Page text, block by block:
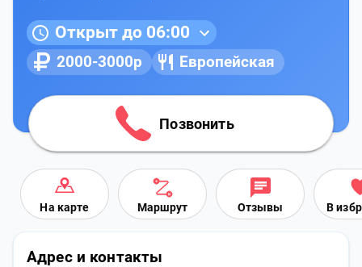
Открыт до 06:00
2000-3000р Европейская
Позвонить
На карте Маршрут Отзывы В
Адрес и контакты